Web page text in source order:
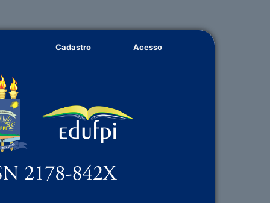
Cadastro Acesso